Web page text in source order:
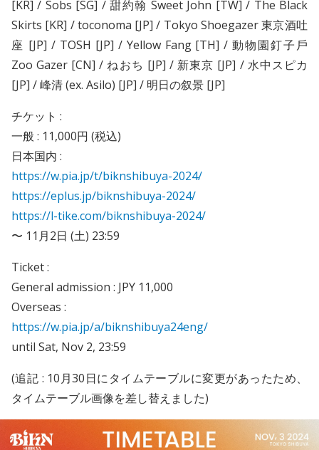
[KR] / Sobs [SG] / 甜約翰 Sweet John [TW] / The Black
Skirts [KR] / toconoma [JP] / Tokyo Shoegazer 東京酒吐
座 [JP] / TOSH [JP] / Yellow Fang [TH] / 動物園釘子戶
Zoo Gazer [CN] / ねおち [JP] / 新東京 [JP] / 水中スピカ
[JP] / 峰清 (ex. Asilo) [JP] / 明日の叙景 [JP]
チケット :
⼀般 : 11,000円 (税込)
日本国内 :
https://w.pia.jp/t/biknshibuya-2024/
https://eplus.jp/biknshibuya-2024/
https://l-tike.com/biknshibuya-2024/
〜 11月2日 (土) 23:59
Ticket :
General admission : JPY 11,000
Overseas :
https://w.pia.jp/a/biknshibuya24eng/
until Sat, Nov 2, 23:59
(追記 : 10月30日にタイムテーブルに変更があったため、
タイムテーブル画像を差し替えました)